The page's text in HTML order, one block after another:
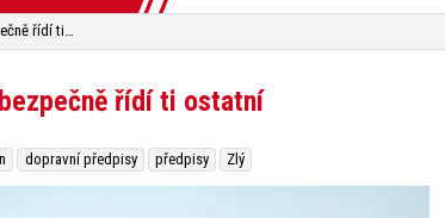
Češi porušují předpisy, ale nebezpečně řídí ti ostatní
řídí ti ostatní
dopravní předpisy předpisy Zlý